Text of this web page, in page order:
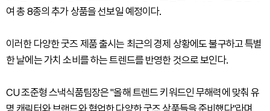
여 총 8종의 추가 상품을 선보일 예정이다.
이러한 다양한 굿즈 제품 출시는 최근의 경제 상황에도 불구하고 특별
한 날에는 가치 소비를 하는 트렌드를 반영한 것으로 보인다.
CU 조준형 스낵식품팀장은 "올해 트렌드 키워드인 무해력에 맞춰 유